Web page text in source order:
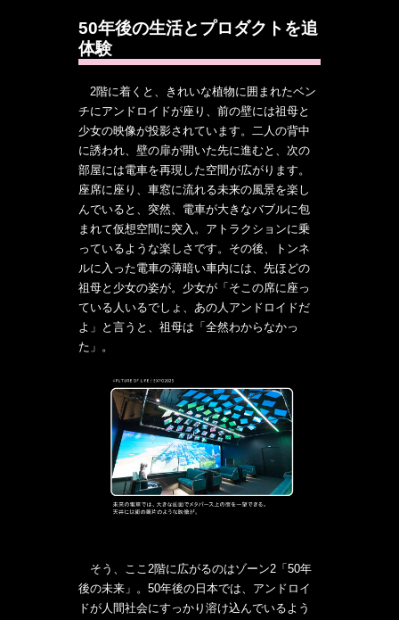
50年後の生活とプロダクトを追
体験
2階に着くと、きれいな植物に囲まれたベン
チにアンドロイドが座り、前の壁には祖母と
少女の映像が投影されています。二人の背中
に誘われ、壁の扉が開いた先に進むと、次の
部屋には電車を再現した空間が広がります。
座席に座り、車窓に流れる未来の風景を楽し
んでいると、突然、電車が大きなバブルに包
まれて仮想空間に突入。アトラクションに乗
っているような楽しさです。その後、トンネ
ルに入った電車の薄暗い車内には、先ほどの
祖母と少女の姿が。少女が「そこの席に座っ
ている人いるでしょ、あの人アンドロイドだ
よ」と言うと、祖母は「全然わからなかっ
た」。
そう、ここ2階に広がるのはゾーン2「50年
後の未来」。50年後の日本では、アンドロイ
ドが人間社会にすっかり溶け込んでいるよう